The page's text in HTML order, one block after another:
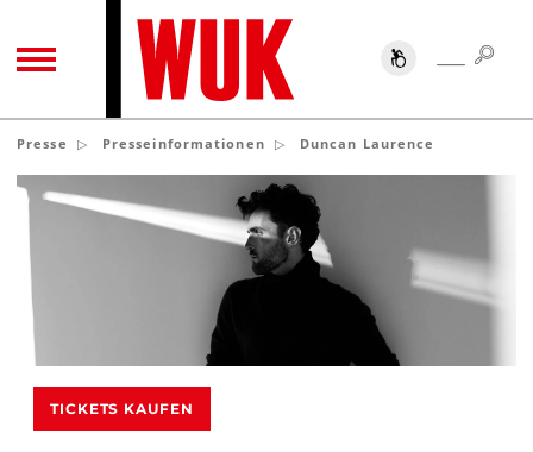
TOGGLE NAVIGATION SUCHE
Presse Presseinformationen Duncan Laurence
TICKETS KAUFEN